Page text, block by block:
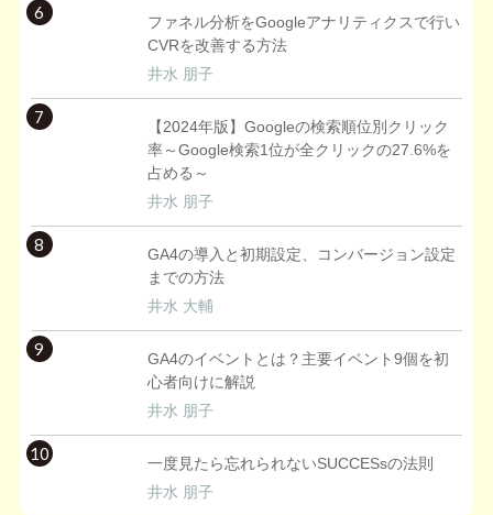
6
ファネル分析をGoogleアナリティクスで行い
CVRを改善する方法
井水 朋子
7
【2024年版】Googleの検索順位別クリック
率～Google検索1位が全クリックの27.6%を
占める～
井水 朋子
8
GA4の導入と初期設定、コンバージョン設定
までの方法
井水 大輔
9
GA4のイベントとは？主要イベント9個を初
心者向けに解説
井水 朋子
10
一度見たら忘れられないSUCCESsの法則
井水 朋子